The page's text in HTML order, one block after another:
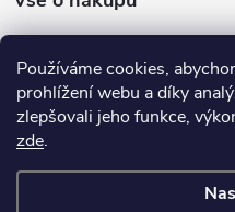
Používáme cookies,
prohlížení webu a díky
zlepšovali jeho funkce,
zde.
O Fleppi
Inspirace pro vás